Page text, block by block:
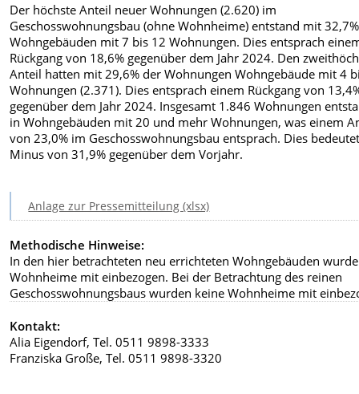
Der höchste Anteil neuer Wohnungen (2.620) im
Geschosswohnungsbau (ohne Wohnheime) entstand mit
Wohngebäuden mit 7 bis 12 Wohnungen. Dies entsprach
Rückgang von 18,6% gegenüber dem Jahr 2024. Den
Anteil hatten mit 29,6% der Wohnungen Wohngebäude mit 4
Wohnungen (2.371). Dies entsprach einem Rückgang von
gegenüber dem Jahr 2024. Insgesamt 1.846 Wohnungen
in Wohngebäuden mit 20 und mehr Wohnungen, was einem
von 23,0% im Geschosswohnungsbau entsprach. Dies
Minus von 31,9% gegenüber dem Vorjahr.
Anlage zur Pressemitteilung (xlsx)
Methodische Hinweise:
In den hier betrachteten neu errichteten Wohngebäuden
Wohnheime mit einbezogen. Bei der Betrachtung des reinen
Geschosswohnungsbaus wurden keine Wohnheime mit
Kontakt:
Alia Eigendorf, Tel. 0511 9898-3333
Franziska Große, Tel. 0511 9898-3320